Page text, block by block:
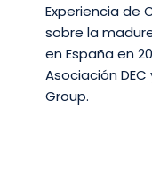
Experiencia de
sobre la
en España en
Asociación
Group.